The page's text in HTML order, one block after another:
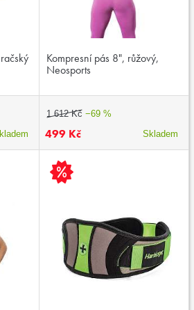
Kompresní pás 8", růžový,
Neosports
1 612 Kč −69 %
499 Kč Skladem